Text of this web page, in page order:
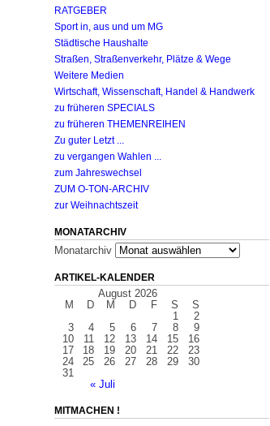
RATGEBER
Sport in, aus und um MG
Städtische Haushalte
Straßen, Straßenverkehr, Plätze & Wege
Weitere Medien
Wirtschaft, Wissenschaft, Handel & Handwerk
zu früheren SPECIALS
zu früheren THEMENREIHEN
Zu guter Letzt ...
zu vergangen Wahlen ...
zum Jahreswechsel
ZUM O-TON-ARCHIV
zur Weihnachtszeit
MONATARCHIV
Monatarchiv
ARTIKEL-KALENDER
August 2026
M
D M D F S S
« Juli
1
2
3
4 5 6 7 8
9
10
11 12 13 14 15
16
17
18 19 20 21 22
23
24
25 26 27 28 29
30
31
MITMACHEN !